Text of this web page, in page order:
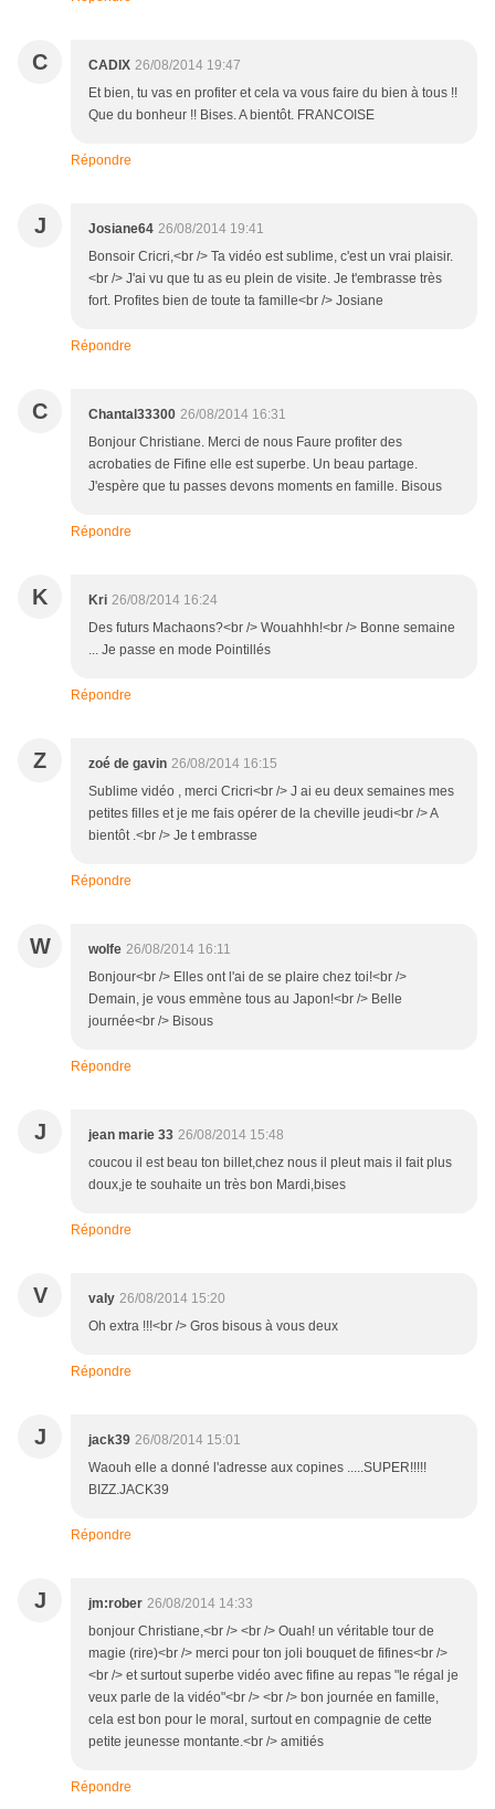
C CADIX 26/08/2014 19:47
Et bien, tu vas en profiter et cela va vous faire du bien à tous !!
Que du bonheur !! Bises. A bientôt. FRANCOISE
Répondre
J Josiane64 26/08/2014 19:41
Bonsoir Cricri,<br /> Ta vidéo est sublime, c'est un vrai plaisir.
<br /> J'ai vu que tu as eu plein de visite. Je t'embrasse très
fort. Profites bien de toute ta famille<br /> Josiane
Répondre
C Chantal33300 26/08/2014 16:31
Bonjour Christiane. Merci de nous Faure profiter des
acrobaties de Fifine elle est superbe. Un beau partage.
J'espère que tu passes devons moments en famille. Bisous
Répondre
K Kri 26/08/2014 16:24
Des futurs Machaons?<br /> Wouahhh!<br /> Bonne semaine
... Je passe en mode Pointillés
Répondre
Z zoé de gavin 26/08/2014 16:15
Sublime vidéo , merci Cricri<br /> J ai eu deux semaines mes
petites filles et je me fais opérer de la cheville jeudi<br /> A
bientôt .<br /> Je t embrasse
Répondre
W wolfe 26/08/2014 16:11
Bonjour<br /> Elles ont l'ai de se plaire chez toi!<br />
Demain, je vous emmène tous au Japon!<br /> Belle
journée<br /> Bisous
Répondre
J jean marie 33 26/08/2014 15:48
coucou il est beau ton billet,chez nous il pleut mais il fait plus
doux,je te souhaite un très bon Mardi,bises
Répondre
V valy 26/08/2014 15:20
Oh extra !!!<br /> Gros bisous à vous deux
Répondre
J jack39 26/08/2014 15:01
Waouh elle a donné l'adresse aux copines .....SUPER!!!!!
BIZZ.JACK39
Répondre
J jm:rober 26/08/2014 14:33
bonjour Christiane,<br /> <br /> Ouah! un véritable tour de
magie (rire)<br /> merci pour ton joli bouquet de fifines<br />
<br /> et surtout superbe vidéo avec fifine au repas "le régal je
veux parle de la vidéo"<br /> <br /> bon journée en famille,
cela est bon pour le moral, surtout en compagnie de cette
petite jeunesse montante.<br /> amitiés
Répondre